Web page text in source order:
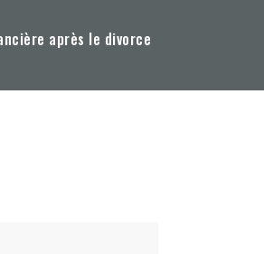
après le divorce